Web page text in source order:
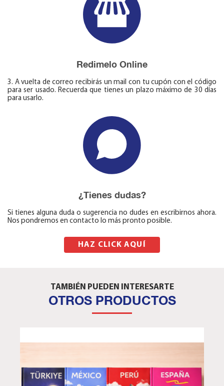
Redimelo Online
3. A vuelta de correo recibirás un mail con tu cupón con el código
para ser usado. Recuerda que tienes un plazo máximo de 30 días
para usarlo.
¿Tienes dudas?
Si tienes alguna duda o sugerencia no dudes en escribirnos ahora.
Nos pondremos en contacto lo más pronto posible.
HAZ CLICK AQUÍ
TAMBIÉN PUEDEN INTERESARTE
OTROS PRODUCTOS